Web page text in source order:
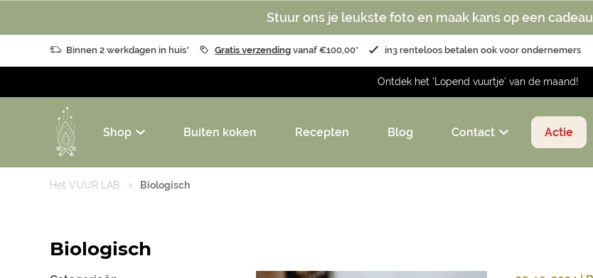
Stuur ons je leukste foto en maak kans op een
Binnen 2 werkdagen in huis* Gratis verzending vanaf €100,00* in3 renteloos betalen ook voor ondernemers
Ontdek het 'Lopend vuurtje' van de maand!
Shop Buiten koken Recepten Blog Contact Actie
Het VUUR LAB. Biologisch
Biologisch